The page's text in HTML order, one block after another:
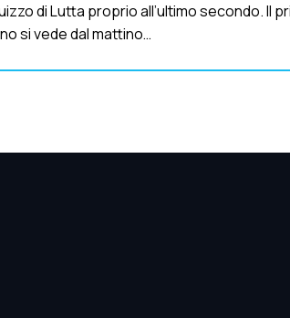
di Lutta proprio all’ultimo secondo. Il
si vede dal mattino…